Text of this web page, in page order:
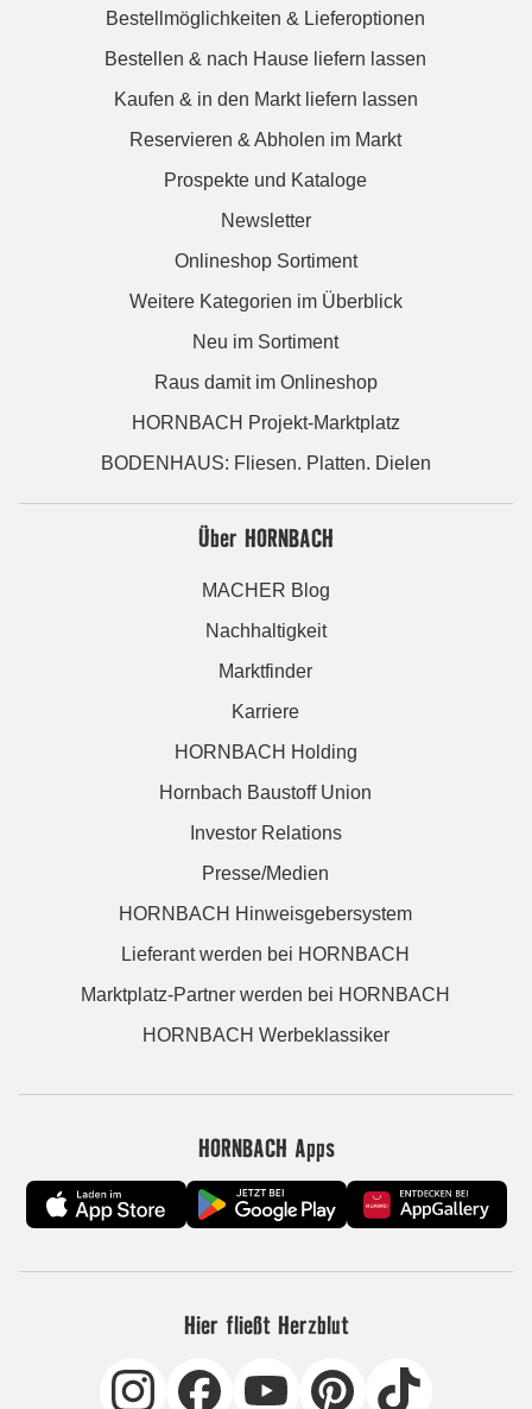
Bestellmöglichkeiten & Lieferoptionen
Bestellen & nach Hause liefern lassen
Kaufen & in den Markt liefern lassen
Reservieren & Abholen im Markt
Prospekte und Kataloge
Newsletter
Onlineshop Sortiment
Weitere Kategorien im Überblick
Neu im Sortiment
Raus damit im Onlineshop
HORNBACH Projekt-Marktplatz
BODENHAUS: Fliesen. Platten. Dielen
Über HORNBACH
MACHER Blog
Nachhaltigkeit
Marktfinder
Karriere
HORNBACH Holding
Hornbach Baustoff Union
Investor Relations
Presse/Medien
HORNBACH Hinweisgebersystem
Lieferant werden bei HORNBACH
Marktplatz-Partner werden bei HORNBACH
HORNBACH Werbeklassiker
HORNBACH Apps
Hier fließt Herzblut